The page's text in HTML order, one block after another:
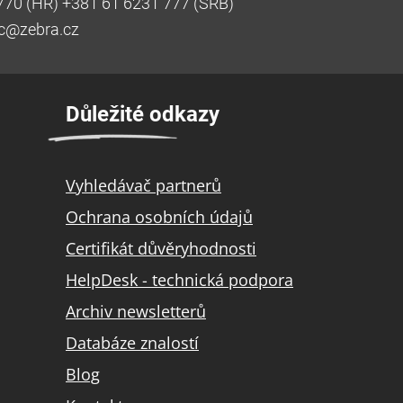
Důležité odkazy
Vyhledávač partnerů
Ochrana osobních údajů
Certifikát důvěryhodnosti
HelpDesk - technická podpora
Archiv newsletterů
Databáze znalostí
Blog